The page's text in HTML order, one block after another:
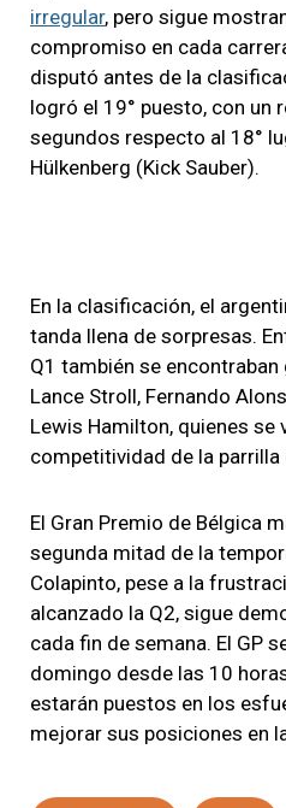
irregular, pero sigue
compromiso en cada
disputó antes de la
logró el 19° puesto, con un
segundos respecto al 18°
Hülkenberg (Kick Sauber).
En la clasificación, el
tanda llena de sorpresas.
Q1 también se
Lance Stroll, Fernando
Lewis Hamilton, quienes se
competitividad de la parrilla
El Gran Premio de Bélgica
segunda mitad de la
Colapinto, pese a la
alcanzado la Q2, sigue
cada fin de semana. El GP
domingo desde las 10
estarán puestos en los
mejorar sus posiciones en